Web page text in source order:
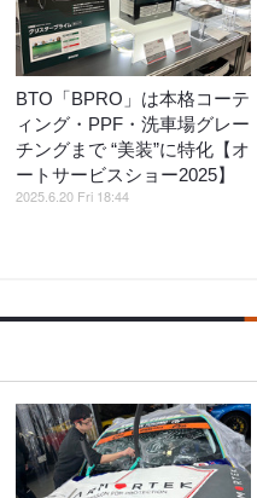
BTO「BPRO」は本格コーテ
ィング・PPF・洗車場グレー
チングまで “美装”に特化【オ
ートサービスショー2025】
2025.6.20 Fri 18:44